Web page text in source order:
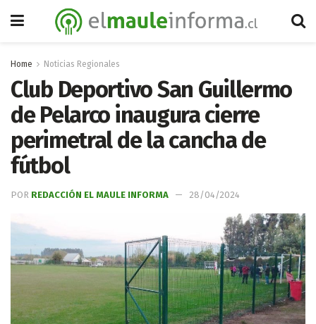
Home Noticias Regionales
Club Deportivo San Guillermo
de Pelarco inaugura cierre
perimetral de la cancha de
fútbol
POR REDACCIÓN EL MAULE INFORMA 28/04/2024